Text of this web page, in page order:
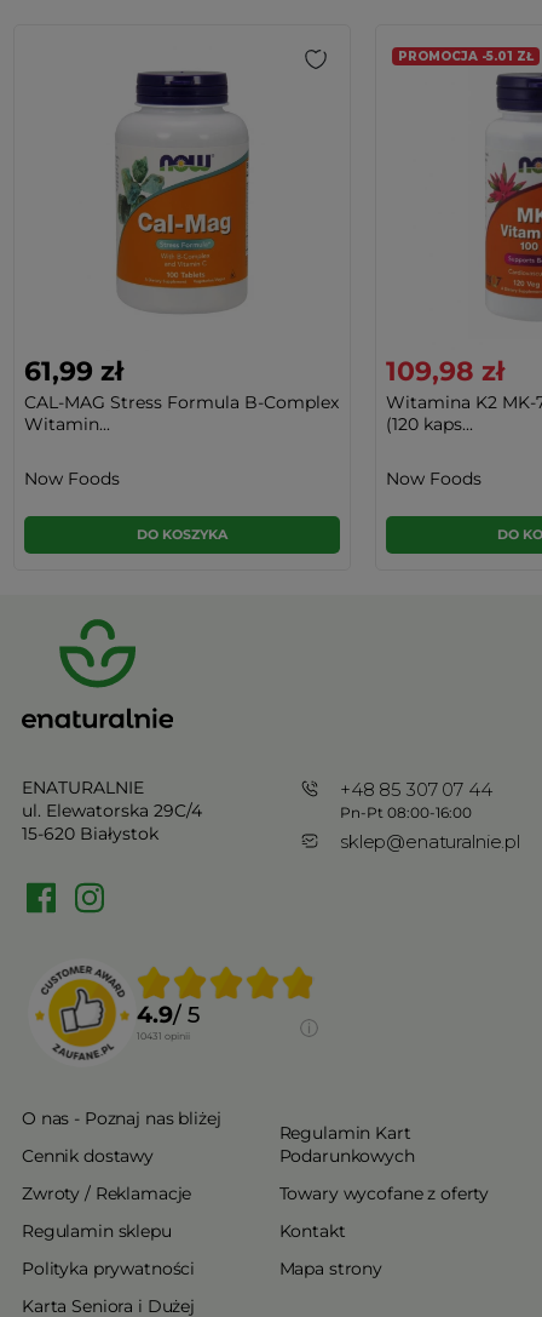
61,99 zł
CAL-MAG Stress Formula B-Complex
Witamin...
Now Foods
DO KOSZYKA
PROMOCJA -5.01 ZŁ
109,98 zł
Witamina K2 MK-
(120 kaps...
Now Foods
DO
ENATURALNIE
ul. Elewatorska 29C/4
15-620 Białystok
+48 85 307 07 44
Pn-Pt 08:00-16:00
sklep@enaturalnie.pl
4.9/ 5
10431 opinii
O nas - Poznaj nas bliżej
Cennik dostawy
Zwroty / Reklamacje
Regulamin sklepu
Polityka prywatności
Karta Seniora i Dużej
Regulamin Kart
Podarunkowych
Towary wycofane z oferty
Kontakt
Mapa strony